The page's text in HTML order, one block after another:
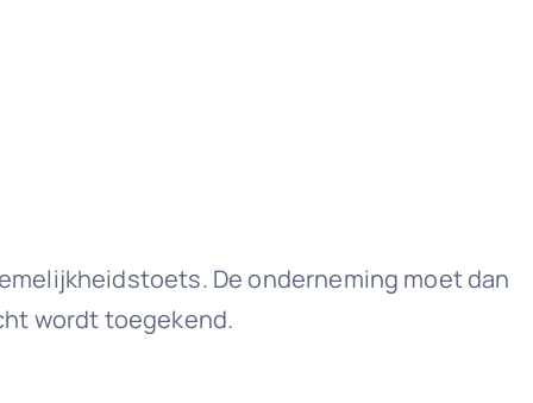
De onderneming moet dan
wordt toegekend.